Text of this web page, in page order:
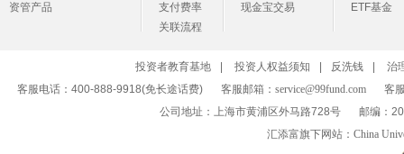
资管产品
支付费率
关联流程
现金宝交易
ETF基金
投资者教育基地 投资人权益须知 反洗钱
治
客服电话：400-888-9918(免长途话费)
客服邮箱：service@99fund.com
客
公司地址：上海市黄浦区外马路728号
邮编：
汇添富旗下网站：China